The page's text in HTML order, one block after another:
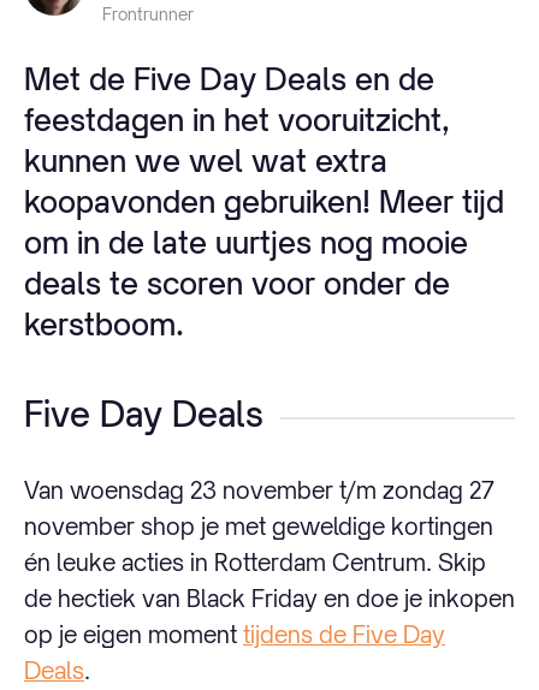
Frontrunner
Met de Five Day Deals en de
feestdagen in het vooruitzicht,
kunnen we wel wat extra
koopavonden gebruiken! Meer tijd
om in de late uurtjes nog mooie
deals te scoren voor onder de
kerstboom.
Five Day Deals
Van woensdag 23 november t/m zondag 27
november shop je met geweldige kortingen
én leuke acties in Rotterdam Centrum. Skip
de hectiek van Black Friday en doe je inkopen
op je eigen moment tijdens de Five Day
Deals.